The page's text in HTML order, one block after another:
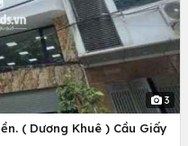
3
( Dương Khuê ) Cầu Giấy